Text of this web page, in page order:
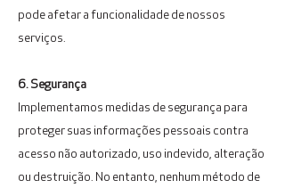
pode afetar a funcionalidade de nossos
serviços.
6. Segurança
Implementamos medidas de segurança para
proteger suas informações pessoais contra
acesso não autorizado, uso indevido, alteração
ou destruição. No entanto, nenhum método de